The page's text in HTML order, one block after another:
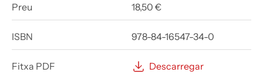
Preu 18,50 €
ISBN 978-84-16547-34-0
Fitxa PDF Descarregar